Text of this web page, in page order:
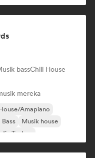
bassChill House
mereka
Amapiano
Bass
Musik house
Techno